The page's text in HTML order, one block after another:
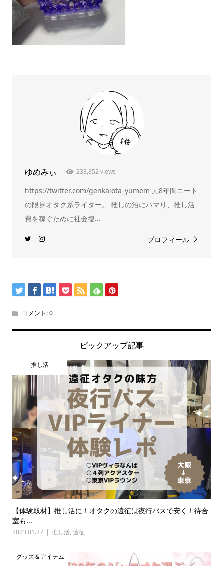
ゆめみぃ 233,852 views
https://twitter.com/genkaiota_yumem 元8年間ニート
の限界オタク系ライター。 推しの沼にハマり、推し活
費を稼ぐために社会復...
プロフィール
コメント:0
ピックアップ記事
推し活
【体験取材】推し活に！オタクの遠征は夜行バスで安く！待合
室も...
2023.01.27 推し活, 遠征
グッズ＆アイテム